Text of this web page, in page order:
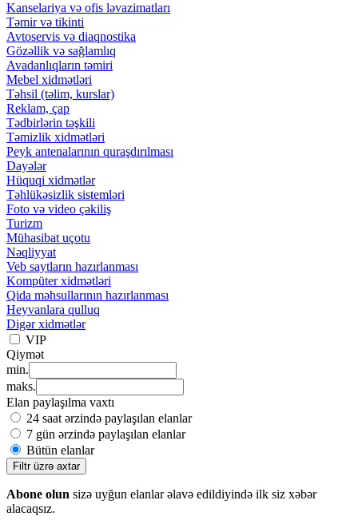
Kanselariya və ofis ləvazimatları
Təmir və tikinti
Avtoservis və diaqnostika
Gözəllik və sağlamlıq
Avadanlıqların təmiri
Mebel xidmətləri
Təhsil (təlim, kurslar)
Reklam, çap
Tədbirlərin təşkili
Təmizlik xidmətləri
Peyk antenalarının quraşdırılması
Dayələr
Hüquqi xidmətlər
Təhlükəsizlik sistemləri
Foto və video çəkiliş
Turizm
Mühasibat uçotu
Nəqliyyat
Veb saytların hazırlanması
Kompüter xidmətləri
Qida məhsullarının hazırlanması
Heyvanlara qulluq
Digər xidmətlər
VIP
Qiymət
min.
maks.
Elan paylaşılma vaxtı
24 saat ərzində paylaşılan elanlar
7 gün ərzində paylaşılan elanlar
Bütün elanlar
Filtr üzrə axtar
Abone olun sizə uyğun elanlar əlavə edildiyində ilk siz xəbər
alacaqsız.